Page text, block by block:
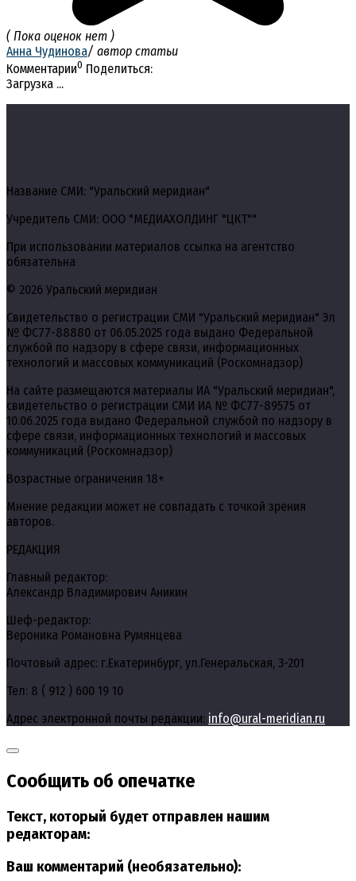
( Пока оценок нет )
Анна Чудинова/ автор статьи
Комментарии0 Поделиться:
Загрузка ...
Название СМИ: "Уральский меридиан"
Учредитель СМИ: ООО "МЕДИАХОЛДИНГ "ЦКТ""
При использовании материалов ссылка на агентство
обязательна
© 2026 Уральский меридиан
Свидетельство о регистрации СМИ "Уральский меридиан" Эл
№ ФС77-88880 от 06.05.2025 года выдано Федеральной
службой по надзору в сфере связи, информационных
технологий и массовых коммуникаций (Роскомнадзор)
На сайте размещаются материалы ИА "Уральский меридиан",
свидетельство о регистрации СМИ ИА № ФС77-89575 от
10.06.2025 года выдано Федеральной службой по надзору в
сфере связи, информационных технологий и массовых
коммуникаций (Роскомнадзор)
Возрастные ограничения 18+
Мнение редакции может не совпадать с точкой зрения
авторов.
РЕДАКЦИЯ
Главный редактор:
Александр Владимирович Аникин
Шеф-редактор:
Вероника Романовна Румянцева
Почтовый адрес: г.Екатеринбург, ул.Генеральская, 3-201
Тел: 8 ( 912 ) 600 19 10
Адрес электронной почты редакции: info@ural-meridian.ru
Сообщить об опечатке
Текст, который будет отправлен нашим
редакторам:
Ваш комментарий (необязательно):